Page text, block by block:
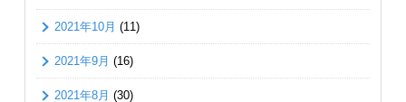
2021年10月 (11)
2021年9月 (16)
2021年8月 (30)